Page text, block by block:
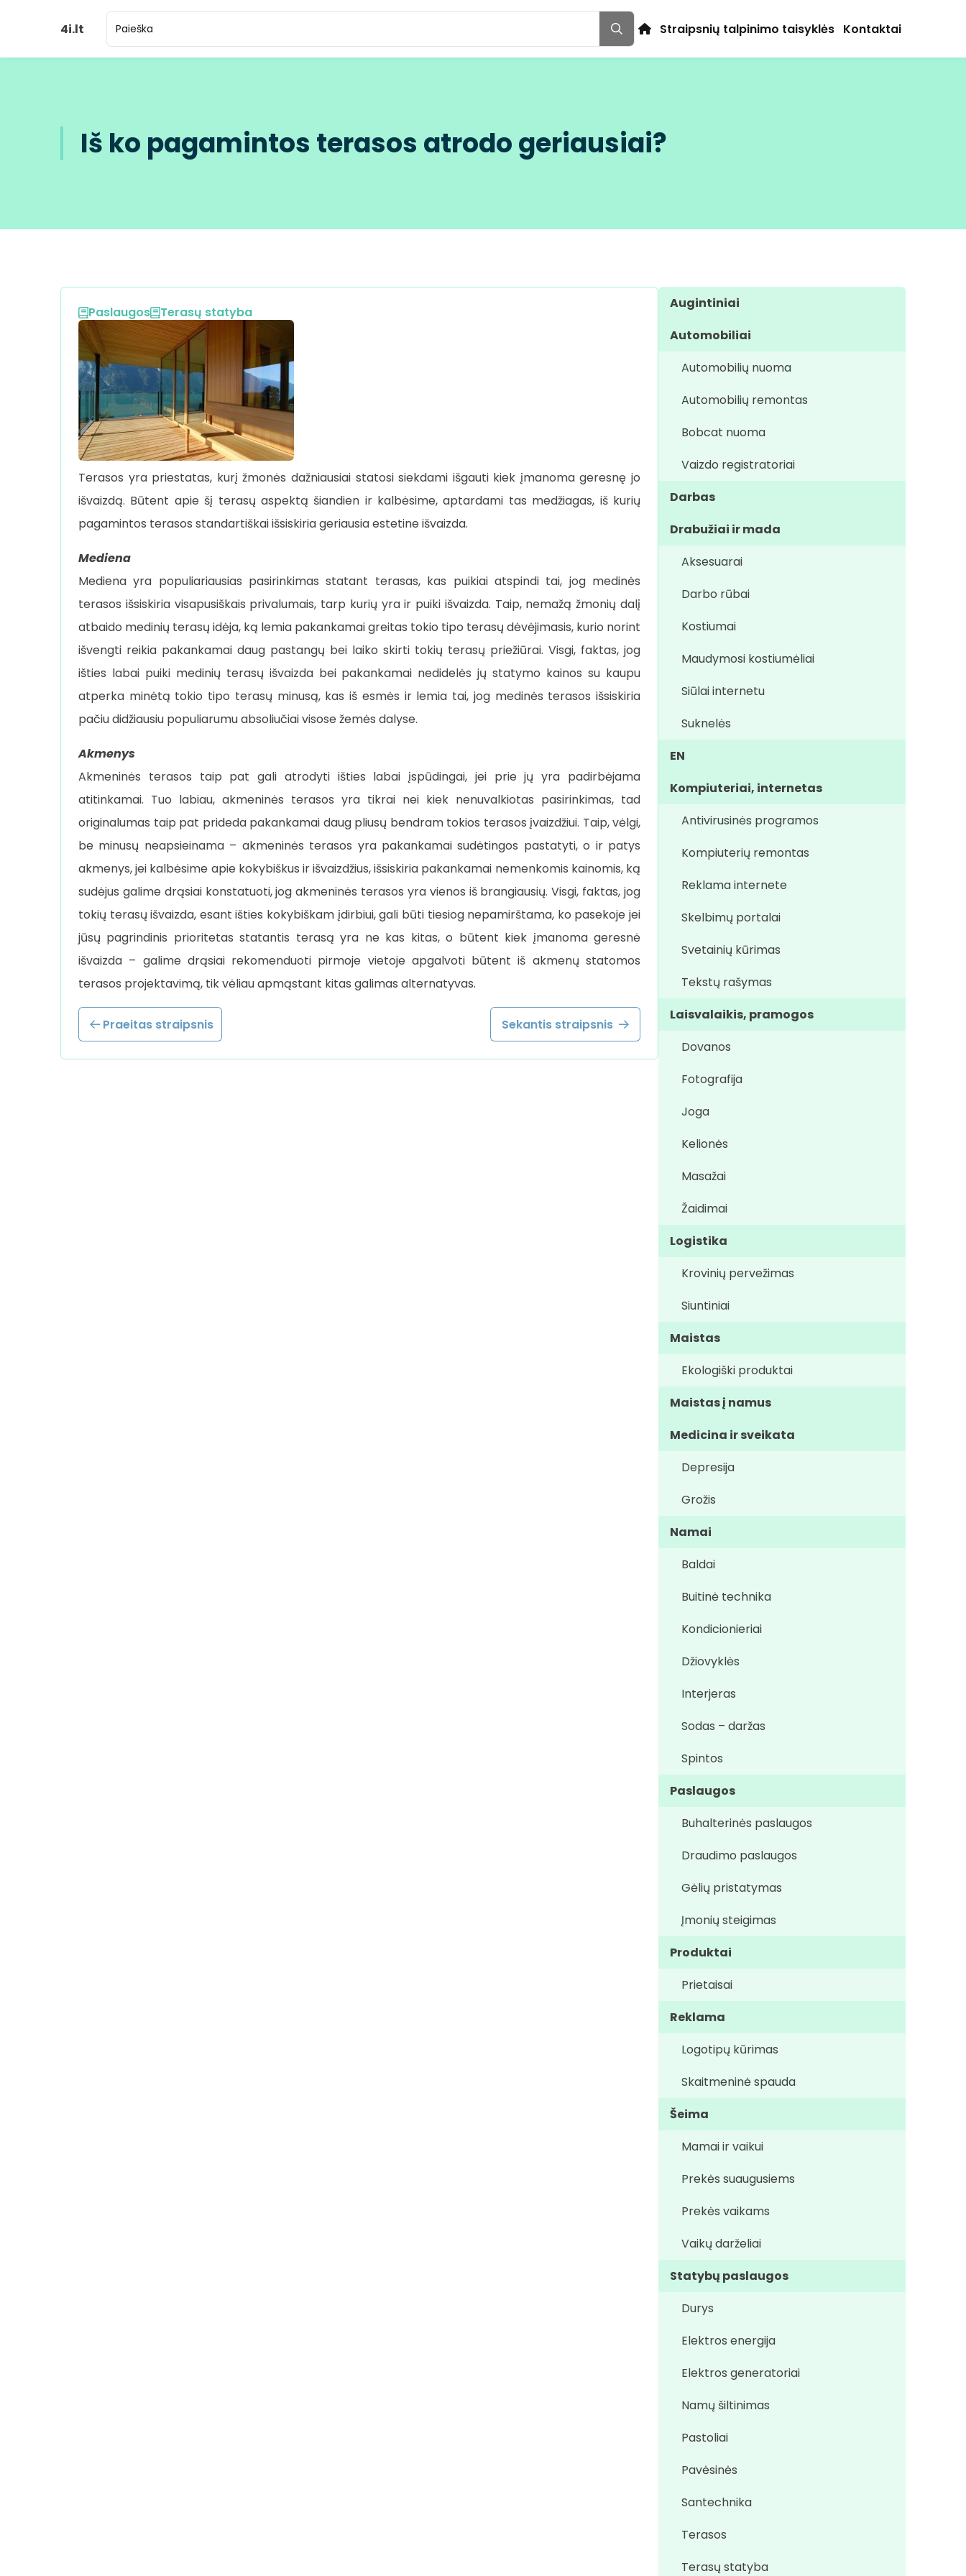
4i.lt Straipsnių talpinimo taisyklės Kontaktai
Iš ko pagamintos terasos atrodo geriausiai?
Paslaugos Terasų statyba
Terasos yra priestatas, kurį žmonės dažniausiai statosi siekdami išgauti kiek įmanoma geresnę jo
išvaizdą. Būtent apie šį terasų aspektą šiandien ir kalbėsime, aptardami tas medžiagas, iš kurių
pagamintos terasos standartiškai išsiskiria geriausia estetine išvaizda.
Mediena
Mediena yra populiariausias pasirinkimas statant terasas, kas puikiai atspindi tai, jog medinės
terasos išsiskiria visapusiškais privalumais, tarp kurių yra ir puiki išvaizda. Taip, nemažą žmonių dalį
atbaido medinių terasų idėja, ką lemia pakankamai greitas tokio tipo terasų dėvėjimasis, kurio norint
išvengti reikia pakankamai daug pastangų bei laiko skirti tokių terasų priežiūrai. Visgi, faktas, jog
išties labai puiki medinių terasų išvaizda bei pakankamai nedidelės jų statymo kainos su kaupu
atperka minėtą tokio tipo terasų minusą, kas iš esmės ir lemia tai, jog medinės terasos išsiskiria
pačiu didžiausiu populiarumu absoliučiai visose žemės dalyse.
Akmenys
Akmeninės terasos taip pat gali atrodyti išties labai įspūdingai, jei prie jų yra padirbėjama
atitinkamai. Tuo labiau, akmeninės terasos yra tikrai nei kiek nenuvalkiotas pasirinkimas, tad
originalumas taip pat prideda pakankamai daug pliusų bendram tokios terasos įvaizdžiui. Taip, vėlgi,
be minusų neapsieinama – akmeninės terasos yra pakankamai sudėtingos pastatyti, o ir patys
akmenys, jei kalbėsime apie kokybiškus ir išvaizdžius, išsiskiria pakankamai nemenkomis kainomis, ką
sudėjus galime drąsiai konstatuoti, jog akmeninės terasos yra vienos iš brangiausių. Visgi, faktas, jog
tokių terasų išvaizda, esant išties kokybiškam įdirbiui, gali būti tiesiog nepamirštama, ko pasekoje jei
jūsų pagrindinis prioritetas statantis terasą yra ne kas kitas, o būtent kiek įmanoma geresnė
išvaizda – galime drąsiai rekomenduoti pirmoje vietoje apgalvoti būtent iš akmenų statomos
terasos projektavimą, tik vėliau apmąstant kitas galimas alternatyvas.
Praeitas straipsnis Sekantis straipsnis
Augintiniai
Automobiliai
Automobilių nuoma
Automobilių remontas
Bobcat nuoma
Vaizdo registratoriai
Darbas
Drabužiai ir mada
Aksesuarai
Darbo rūbai
Kostiumai
Maudymosi kostiumėliai
Siūlai internetu
Suknelės
EN
Kompiuteriai, internetas
Antivirusinės programos
Kompiuterių remontas
Reklama internete
Skelbimų portalai
Svetainių kūrimas
Tekstų rašymas
Laisvalaikis, pramogos
Dovanos
Fotografija
Joga
Kelionės
Masažai
Žaidimai
Logistika
Krovinių pervežimas
Siuntiniai
Maistas
Ekologiški produktai
Maistas į namus
Medicina ir sveikata
Depresija
Grožis
Namai
Baldai
Buitinė technika
Kondicionieriai
Džiovyklės
Interjeras
Sodas – daržas
Spintos
Paslaugos
Buhalterinės paslaugos
Draudimo paslaugos
Gėlių pristatymas
Įmonių steigimas
Produktai
Prietaisai
Reklama
Logotipų kūrimas
Skaitmeninė spauda
Šeima
Mamai ir vaikui
Prekės suaugusiems
Prekės vaikams
Vaikų darželiai
Statybų paslaugos
Durys
Elektros energija
Elektros generatoriai
Namų šiltinimas
Pastoliai
Pavėsinės
Santechnika
Terasos
Terasų statyba